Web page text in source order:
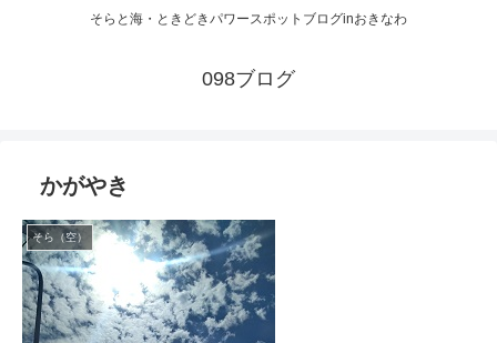
そらと海・ときどきパワースポットブログinおきなわ
098ブログ
かがやき
そら（空）